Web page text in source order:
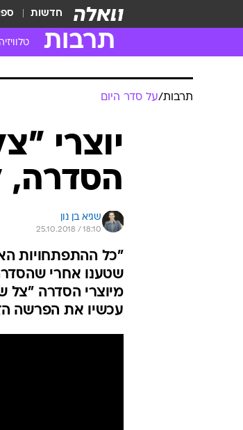
חדשות
תרבות טלוויזיה
סדרות
האח
תרבות/על סדר היום
יוצרי
הסדרה,
שגיא בן נון
25.10.2018 / 18:10
"כל ההתפתחויות
שטענו אחרי
מיוצרי הסדרה
עכשיו את הפרשה